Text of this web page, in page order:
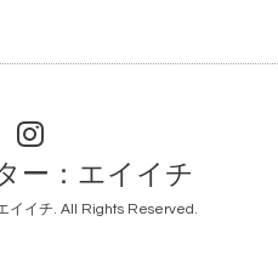
ー：エイイチ
イイチ. All Rights Reserved.